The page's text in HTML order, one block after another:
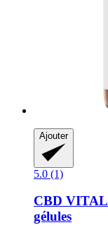
Ajouter
5.0 (1)
CBD VITAL
gélules